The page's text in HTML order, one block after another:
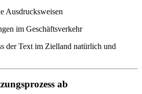
Ausdrucksweisen
im Geschäftsverkehr
der Text im Zielland natürlich und
ab